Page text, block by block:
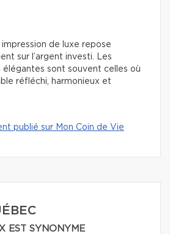
de luxe repose
sur l’argent investi. Les
élégantes sont souvent celles où
réfléchi, harmonieux et
publié sur Mon Coin de Vie
EST SYNONYME